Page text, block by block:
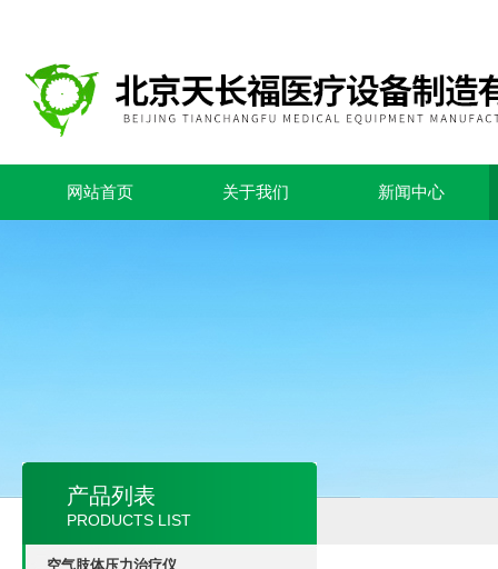
网站首页 关于我们 新闻中心
产品列表
PRODUCTS LIST
空气肢体压力治疗仪